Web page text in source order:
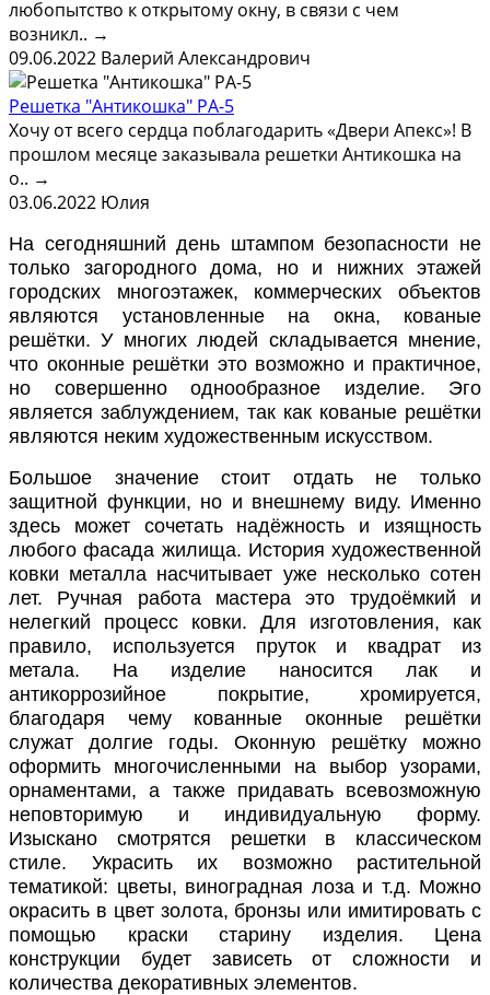
любопытство к открытому окну, в связи с чем
возникл.. →
09.06.2022 Валерий Александрович
Решетка "Антикошка" РА-5
Хочу от всего сердца поблагодарить «Двери Апекс»! В
прошлом месяце заказывала решетки Антикошка на
о.. →
03.06.2022 Юлия
На сегодняшний день штампом безопасности не
только загородного дома, но и нижних этажей
городских многоэтажек, коммерческих объектов
являются установленные на окна, кованые
решётки. У многих людей складывается мнение,
что оконные решётки это возможно и практичное,
но совершенно однообразное изделие. Эго
является заблуждением, так как кованые решётки
являются неким художественным искусством.
Большое значение стоит отдать не только
защитной функции, но и внешнему виду. Именно
здесь может сочетать надёжность и изящность
любого фасада жилища. История художественной
ковки металла насчитывает уже несколько сотен
лет. Ручная работа мастера это трудоёмкий и
нелегкий процесс ковки. Для изготовления, как
правило, используется пруток и квадрат из
метала. На изделие наносится лак и
антикоррозийное покрытие, хромируется,
благодаря чему кованные оконные решётки
служат долгие годы. Оконную решётку можно
оформить многочисленными на выбор узорами,
орнаментами, а также придавать всевозможную
неповторимую и индивидуальную форму.
Изыскано смотрятся решетки в классическом
стиле. Украсить их возможно растительной
тематикой: цветы, виноградная лоза и т.д. Можно
окрасить в цвет золота, бронзы или имитировать с
помощью краски старину изделия. Цена
конструкции будет зависеть от сложности и
количества декоративных элементов.